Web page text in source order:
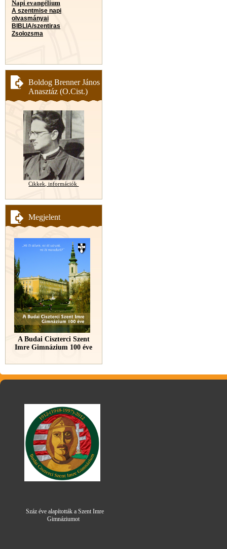
Napi evangélium
A szentmise napi
olvasmányai
BIBLIA/szentiras
Zsolozsma
Boldog Brenner János
Anasztáz (O.Cist.)
Cikkek, információk
Megjelent
A Budai Ciszterci Szent
Imre Gimnázium 100 éve
Száz éve alapították a Szent Imre
Gimnáziumot